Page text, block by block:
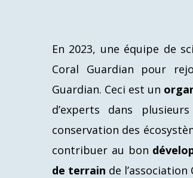
En 2023, une équipe de
Coral Guardian pour
Guardian. Ceci est un
d’experts dans
conservation des
contribuer au bon
de terrain de